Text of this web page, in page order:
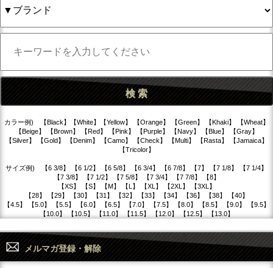
カラー例) 【Black】【White】【Yellow】 【Orange】 【Green】 【Khaki】 【Wheat】
【Beige】 【Brown】 【Red】 【Pink】 【Purple】 【Navy】 【Blue】 【Gray】
【Silver】 【Gold】 【Denim】 【Camo】 【Check】 【Multi】 【Rasta】 【Jamaica】
【Tricolor】
サイズ例) 【6 3/8】 【6 1/2】 【6 5/8】 【6 3/4】 【6 7/8】 【7】 【7 1/8】 【7 1/4】
【7 3/8】 【7 1/2】 【7 5/8】 【7 3/4】 【7 7/8】 【8】
【XS】 【S】 【M】 【L】 【XL】 【2XL】 【3XL】
【28】 【29】 【30】 【31】 【32】 【33】 【34】 【36】 【38】 【40】
【4.5】 【5.0】 【5.5】 【6.0】 【6.5】 【7.0】 【7.5】 【8.0】 【8.5】 【9.0】 【9.5】
【10.0】 【10.5】 【11.0】 【11.5】 【12.0】 【12.5】 【13.0】
メルマガ登録・解除